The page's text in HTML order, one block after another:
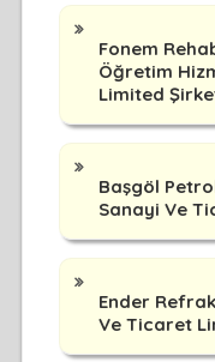
Fonem
Öğretim
Limited
Başgöl
Sanayi Ve
Ender
Ve Ticaret